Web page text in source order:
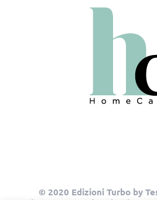
© 2020 Edizioni Turbo by